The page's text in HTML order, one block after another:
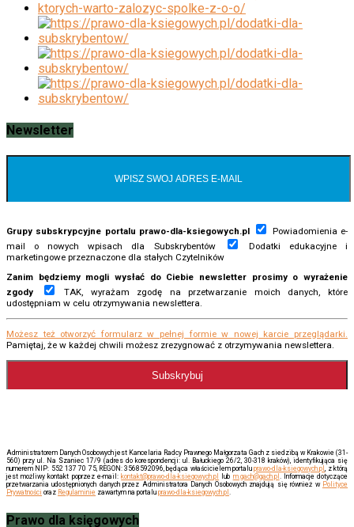
Newsletter
Grupy subskrypcyjne portalu prawo-dla-ksiegowych.pl
Powiadomienia e-
mail o nowych wpisach dla Subskrybentów
Dodatki edukacyjne i
marketingowe przeznaczone dla stałych Czytelników
Zanim będziemy mogli wysłać do Ciebie newsletter prosimy o wyrażenie
zgody
TAK, wyrażam zgodę na przetwarzanie moich danych, które
udostępniam w celu otrzymywania newslettera.
Możesz też otworzyć formularz w pełnej formie w nowej karcie przeglądarki.
Pamiętaj, że w każdej chwili możesz zrezygnować z otrzymywania newslettera.
Administratorem Danych Osobowych jest Kancelaria Radcy Prawnego Małgorzata Gach z siedzibą w Krakowie (31-
560) przy ul. Na Szaniec 17/9 (adres do korespondencji: ul. Bałuckiego 26/2, 30-318 kraków), identyfikująca się
numerem NIP: 552 137 70 75, REGON: 3568592096, będąca właścicielem portaluprawo-dla-ksiegowych.pl
, z którą
jest możliwy kontakt poprzez e-mail:kontakt@prawo-dla-ksiegowych.pl lub m.gach@gach.pl
. Informacje dotyczące
przetwarzania udostępnionych danych przez Administratora Danych Osobowych znajdują się również w Polityce
Prywatności oraz Regulaminie zawartym na portalu prawo-dla-ksiegowych.pl
Prawo dla księgowych